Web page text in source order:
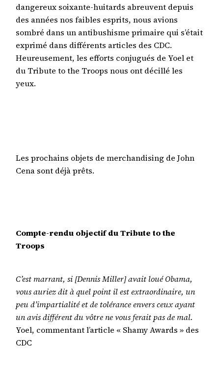
dangereux soixante-huitards abreuvent depuis
des années nos faibles esprits, nous avions
sombré dans un antibushisme primaire qui s’était
exprimé dans différents articles des CDC.
Heureusement, les efforts conjugués de Yoel et
du Tribute to the Troops nous ont décillé les
yeux.
Les prochains objets de merchandising de John
Cena sont déjà prêts.
Compte-rendu objectif du Tribute to the
Troops
C’est marrant, si [Dennis Miller] avait loué Obama,
vous auriez dit à quel point il est extraordinaire, un
peu d’impartialité et de tolérance envers ceux ayant
un avis différent du vôtre ne vous ferait pas de mal.
Yoel, commentant l’article « Shamy Awards » des
CDC